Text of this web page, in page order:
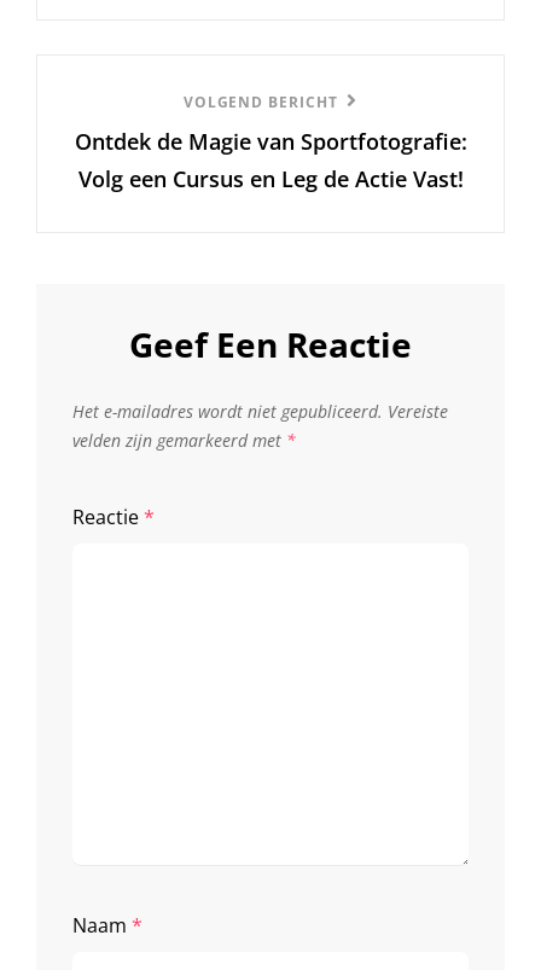
Bericht
VOLGEND BERICHT
Ontdek de Magie van Sportfotografie:
Volg een Cursus en Leg de Actie Vast!
Geef Een Reactie
Het e-mailadres wordt niet gepubliceerd. Vereiste
velden zijn gemarkeerd met *
Reactie*
Naam *